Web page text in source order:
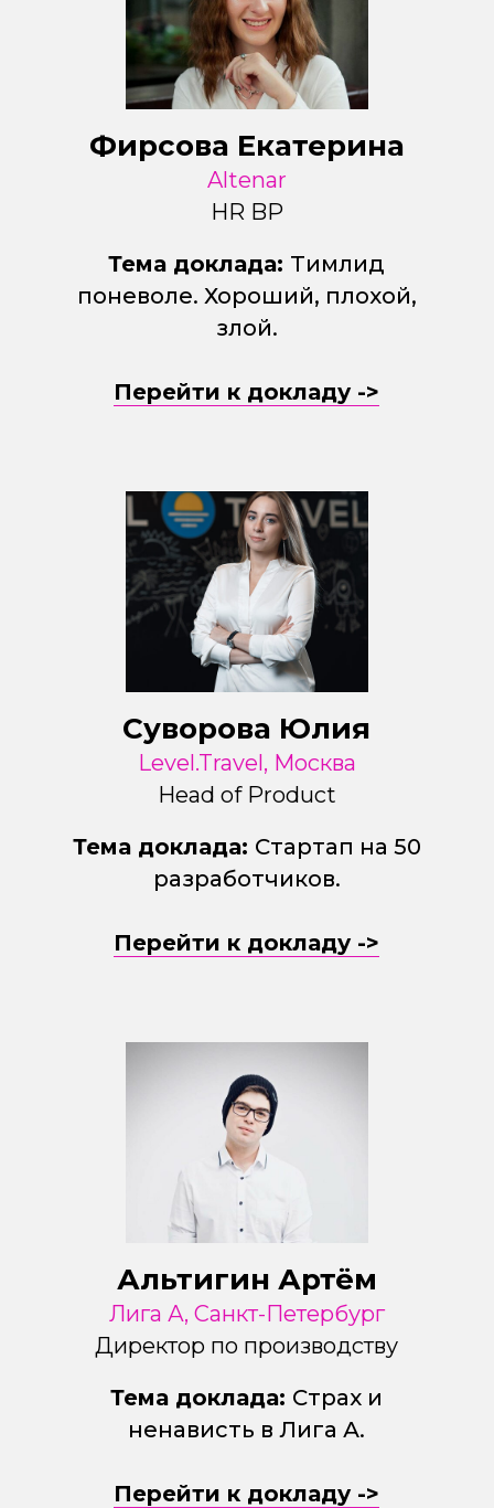
Фирсова Екатерина
Altenar
HR BP
Тема доклада: Тимлид
поневоле. Хороший, плохой,
злой.
Перейти к докладу ->
Суворова Юлия
Level.Travel, Москва
Head of Product
Тема доклада: Стартап на 50
разработчиков.
Перейти к докладу ->
Альтигин Артём
Лига А, Санкт-Петербург
Директор по производству
Тема доклада: Страх и
ненависть в Лига А.
Перейти к докладу ->